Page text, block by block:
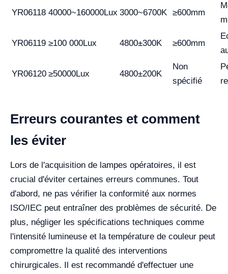
YR06118 40000~160000Lux 3000~6700K ≥600mm
YR06119 ≥100 000Lux 4800±300K ≥600mm
YR06120 ≥50000Lux 4800±200K
Non
spécifié
Erreurs courantes et comment
les éviter
Lors de l'acquisition de lampes opératoires, il est
crucial d'éviter certaines erreurs communes. Tout
d'abord, ne pas vérifier la conformité aux normes
ISO/IEC peut entraîner des problèmes de sécurité. De
plus, négliger les spécifications techniques comme
l'intensité lumineuse et la température de couleur peut
compromettre la qualité des interventions
chirurgicales. Il est recommandé d'effectuer une